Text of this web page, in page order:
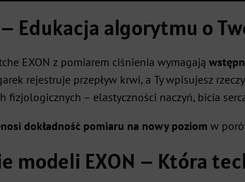
Edukacja algorytmu o
EXON z pomiarem ciśnienia wymagają
rejestruje przepływ krwi, a Ty wpisujesz
fizjologicznych – elastyczności naczyń, bicia
dokładność pomiaru na nowy poziom w
modeli EXON – Która